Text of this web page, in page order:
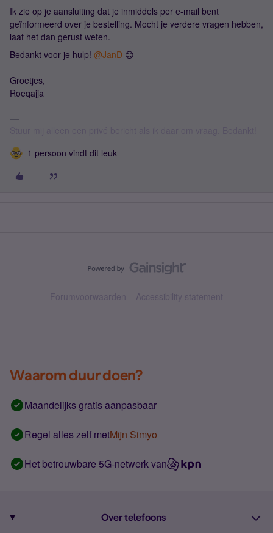
Ik zie op je aansluiting dat je inmiddels per e-mail bent
geïnformeerd over je bestelling. Mocht je verdere vragen hebben,
laat het dan gerust weten.
Bedankt voor je hulp! ​ @JanD 😊
Groetjes,
Roeqajja
1 persoon vindt dit leuk
Forumvoorwaarden Accessibility statement
Waarom duur doen?
Maandelijks gratis aanpasbaar
Regel alles zelf metMijn Simyo
Het betrouwbare 5G-netwerk van
Over telefoons